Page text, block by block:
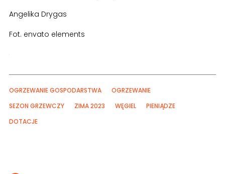
Angelika Drygas
Fot. envato elements
OGRZEWANIE GOSPODARSTWA
OGRZEWANIE
SEZON GRZEWCZY
ZIMA 2023 WĘGIEL
PIENIĄDZE
DOTACJE